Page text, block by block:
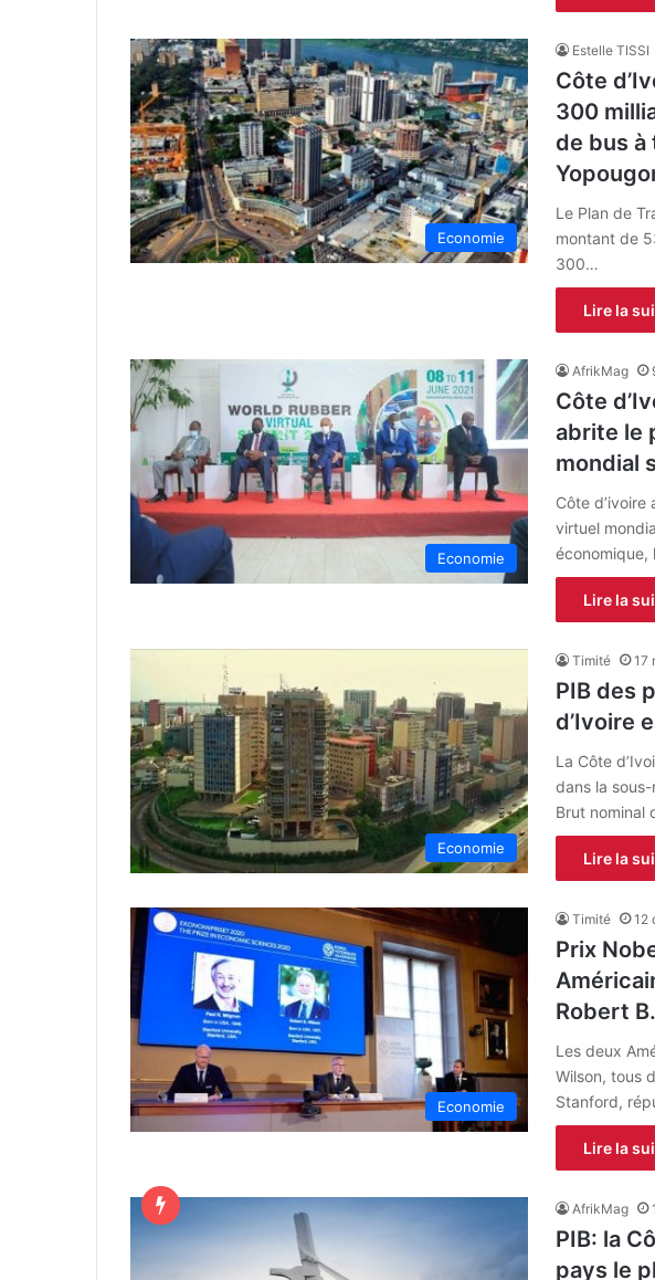
Economie
Estelle TISSI
Côte
300
de bus
Le Plan de
montant de
300…
Lire la
Economie
AfrikMag
Côte
abrite le
mondial
Côte
virtuel
économique,
Lire la
Economie
Timité 17
PIB des
d’Ivoire
La Côte
dans la
Brut nominal
Lire la
Economie
Timité 12
Prix
Robert
Les deux
Wilson, tous
Stanford,
Lire la
AfrikMag
PIB: la
pays le